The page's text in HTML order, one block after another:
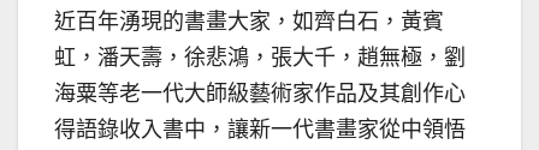
近百年湧現的書畫大家，如齊白石，黃賓
虹，潘天壽，徐悲鴻，張大千，趙無極，劉
海粟等老一代大師級藝術家作品及其創作心
得語錄收入書中，讓新一代書畫家從中領悟